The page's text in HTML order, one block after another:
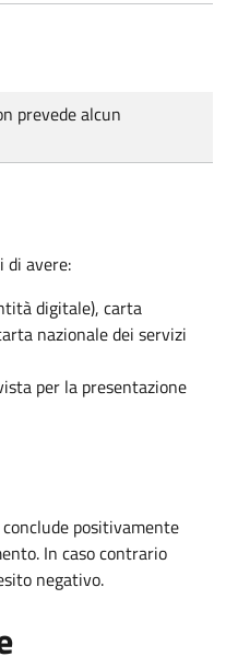
prevede alcun
di avere:
digitale), carta
nazionale dei servizi
per la presentazione
positivamente
In caso contrario
negativo.